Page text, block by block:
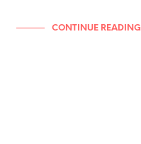
CONTINUE READING